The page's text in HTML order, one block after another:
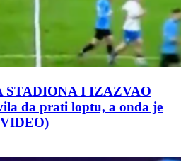
STADIONA I IZAZVAO
da prati loptu, a onda je